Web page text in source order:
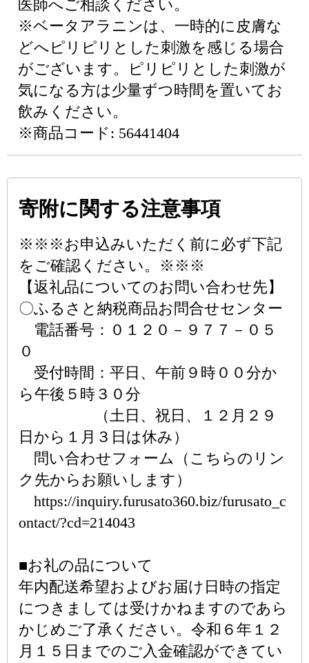
医師へご相談ください。
※ベータアラニンは、一時的に皮膚な
どへピリピリとした刺激を感じる場合
がございます。ピリピリとした刺激が
気になる方は少量ずつ時間を置いてお
飲みください。
※商品コード: 56441404
寄附に関する注意事項
※※※お申込みいただく前に必ず下記
をご確認ください。※※※
【返礼品についてのお問い合わせ先】
〇ふるさと納税商品お問合せセンター
電話番号：０１２０－９７７－０５
０
受付時間：平日、午前９時００分か
ら午後５時３０分
（土日、祝日、１２月２９
日から１月３日は休み）
問い合わせフォーム（こちらのリン
ク先からお願いします）
https://inquiry.furusato360.biz/furusato_c
ontact/?cd=214043
■お礼の品について
年内配送希望およびお届け日時の指定
につきましては受けかねますのであら
かじめご了承ください。令和６年１２
月１５日までのご入金確認ができてい